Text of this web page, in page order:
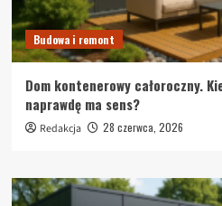
Budowa i remont
Dom kontenerowy całoroczny.
naprawdę ma sens?
Redakcja 28 czerwca, 2026